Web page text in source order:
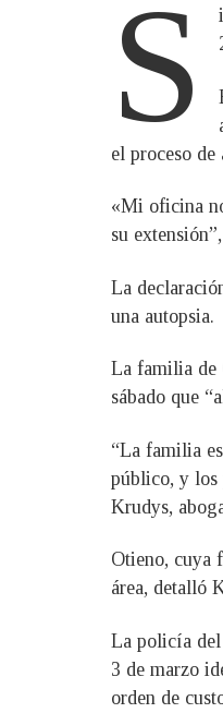
S
el proceso
«Mi oficina
su
La
una autopsia.
La familia de
sábado que
“La familia
público, y los
Krudys,
Otieno, cuya
área, detalló
La policía del
3 de marzo
orden de